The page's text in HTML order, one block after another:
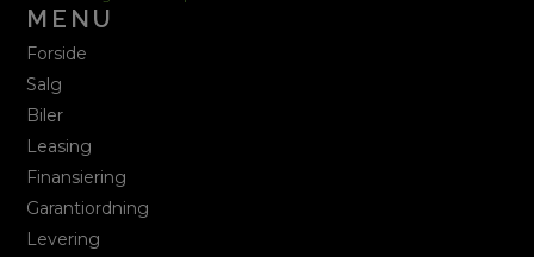
MENU
Forside
Salg
Biler
Leasing
Finansiering
Garantiordning
Levering